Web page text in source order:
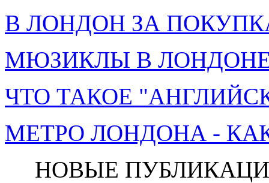
В ЛОНДОН ЗА
МЮЗИКЛЫ В ЛОНДОНЕ
ЧТО ТАКОЕ
МЕТРО ЛОНДОНА -
НОВЫЕ